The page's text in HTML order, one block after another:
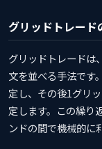
グリッドトレード
グリッドトレードは
文を並べる手法です
定し、その後1グリ
定します。この繰り
ンドの間で機械的に